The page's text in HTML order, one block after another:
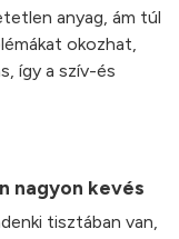
anyag, ám túl
okozhat,
így a szív-és
nagyon kevés
tisztában van,